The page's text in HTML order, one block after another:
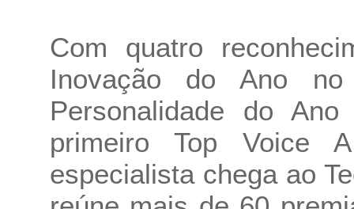
Com quatro
Inovação do Ano
Personalidade do
primeiro Top Voice
especialista chega ao